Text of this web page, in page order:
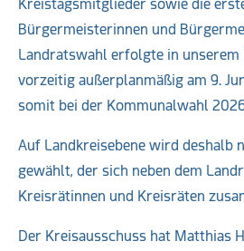
Kreistagsmitglieder sowie die
Bürgermeisterinnen und
Landratswahl erfolgte in unserem
vorzeitig außerplanmäßig am 9.
somit bei der Kommunalwahl
Auf Landkreisebene wird deshalb
gewählt, der sich neben dem
Kreisrätinnen und Kreisräten
Der Kreisausschuss hat Matthias